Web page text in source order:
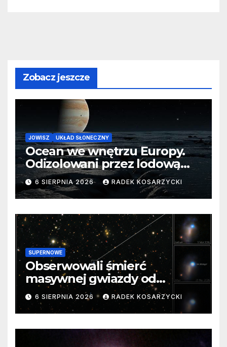
Zobacz jeszcze
JOWISZ UKŁAD SŁONECZNY
Ocean we wnętrzu Europy.
Odizolowani przez lodową
barierę
6 SIERPNIA 2026 RADEK KOSARZYCKI
SUPERNOWE
Obserwowali śmierć
masywnej gwiazdy od
samego początku. Niezwykle
cenne dane
6 SIERPNIA 2026 RADEK KOSARZYCKI